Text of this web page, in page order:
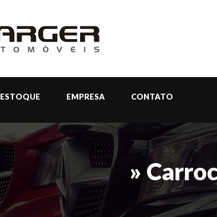
ESTOQUE EMPRESA CONTATO
»